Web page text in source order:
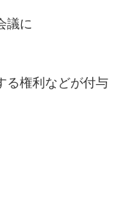
議に
る権利などが付与